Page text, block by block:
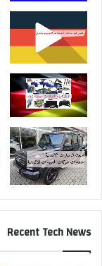
Recent Tech News